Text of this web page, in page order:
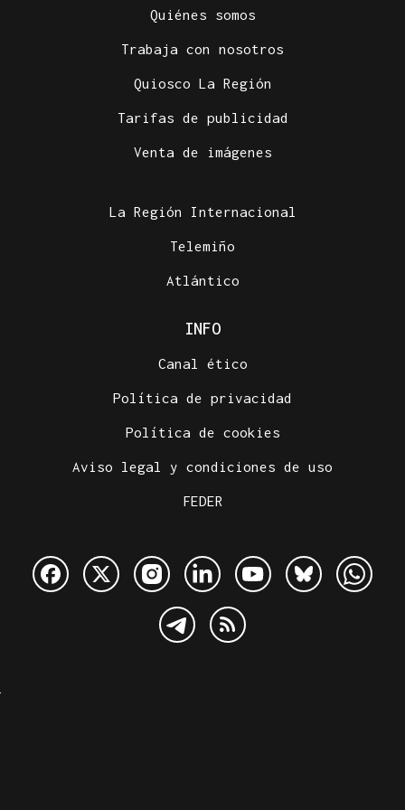
Quiénes somos
Trabaja con nosotros
Quiosco La Región
Tarifas de publicidad
Venta de imágenes
La Región Internacional
Telemiño
Atlántico
INFO
Canal ético
Política de privacidad
Política de cookies
Aviso legal y condiciones de uso
FEDER